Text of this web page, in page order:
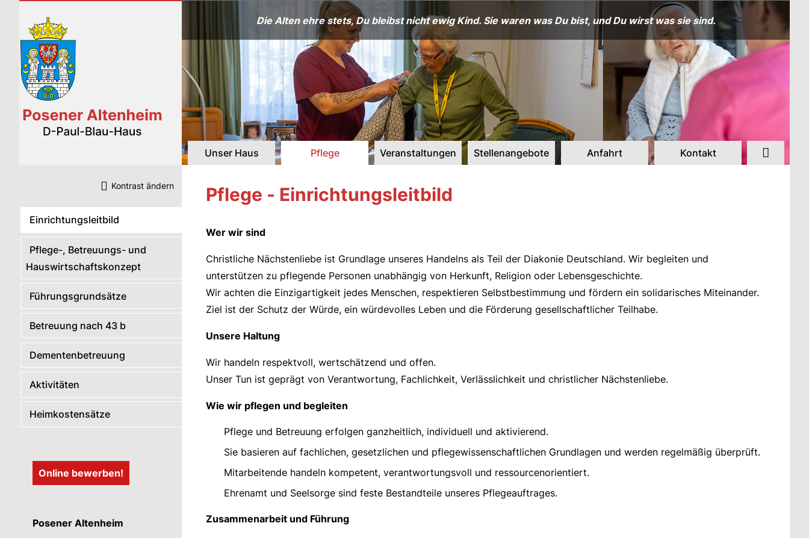
Direkt
Direkt
Direkt
Bereichsmenü
Direkt
Kontrast-
Button
Die Alten ehre stets, Du bleibst nicht ewig Kind. Sie waren was Du bist, und Du wirst was sie sind.
Navigation
überspringen
Unser Haus Pflege Veranstaltungen Stellenangebote Anfahrt Kontakt
Pflege - Einrichtungsleitbild
Wer wir sind
Christliche Nächstenliebe ist Grundlage unseres Handelns als Teil der Diakonie Deutschland. Wir begleiten und
unterstützen zu pflegende Personen unabhängig von Herkunft, Religion oder Lebensgeschichte.
Wir achten die Einzigartigkeit jedes Menschen, respektieren Selbstbestimmung und fördern ein solidarisches Miteinander.
Ziel ist der Schutz der Würde, ein würdevolles Leben und die Förderung gesellschaftlicher Teilhabe.
Unsere Haltung
Wir handeln respektvoll, wertschätzend und offen.
Unser Tun ist geprägt von Verantwortung, Fachlichkeit, Verlässlichkeit und christlicher Nächstenliebe.
Wie wir pflegen und begleiten
Pflege und Betreuung erfolgen ganzheitlich, individuell und aktivierend.
Sie basieren auf fachlichen, gesetzlichen und pflegewissenschaftlichen Grundlagen und werden regelmäßig überprüft.
Mitarbeitende handeln kompetent, verantwortungsvoll und ressourcenorientiert.
Ehrenamt und Seelsorge sind feste Bestandteile unseres Pflegeauftrages.
Zusammenarbeit und Führung
Kontrast ändern
Navigation
überspringen
Einrichtungsleitbild
Pflege-, Betreuungs- und
Hauswirtschaftskonzept
Führungsgrundsätze
Betreuung nach 43 b
Dementenbetreuung
Aktivitäten
Heimkostensätze
Online bewerben!
Posener Altenheim